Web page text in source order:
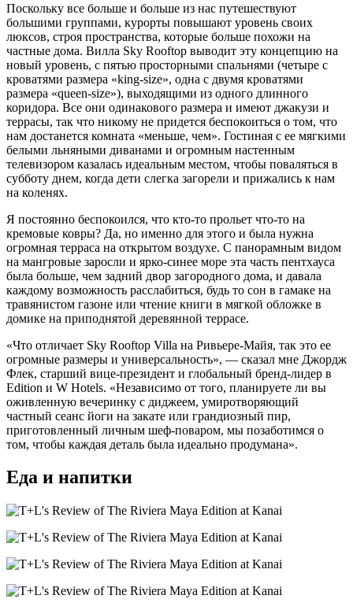
Поскольку все больше и больше из нас путешествуют
большими группами, курорты повышают уровень своих
люксов, строя пространства, которые больше похожи на
частные дома. Вилла Sky Rooftop выводит эту концепцию на
новый уровень, с пятью просторными спальнями (четыре с
кроватями размера «king-size», одна с двумя кроватями
размера «queen-size»), выходящими из одного длинного
коридора. Все они одинакового размера и имеют джакузи и
террасы, так что никому не придется беспокоиться о том, что
нам достанется комната «меньше, чем». Гостиная с ее мягкими
белыми льняными диванами и огромным настенным
телевизором казалась идеальным местом, чтобы поваляться в
субботу днем, когда дети слегка загорели и прижались к нам
на коленях.
Я постоянно беспокоился, что кто-то прольет что-то на
кремовые ковры? Да, но именно для этого и была нужна
огромная терраса на открытом воздухе. С панорамным видом
на мангровые заросли и ярко-синее море эта часть пентхауса
была больше, чем задний двор загородного дома, и давала
каждому возможность расслабиться, будь то сон в гамаке на
травянистом газоне или чтение книги в мягкой обложке в
домике на приподнятой деревянной террасе.
«Что отличает Sky Rooftop Villa на Ривьере-Майя, так это ее
огромные размеры и универсальность», — сказал мне Джордж
Флек, старший вице-президент и глобальный бренд-лидер в
Edition и W Hotels. «Независимо от того, планируете ли вы
оживленную вечеринку с диджеем, умиротворяющий
частный сеанс йоги на закате или грандиозный пир,
приготовленный личным шеф-поваром, мы позаботимся о
том, чтобы каждая деталь была идеально продумана».
Еда и напитки